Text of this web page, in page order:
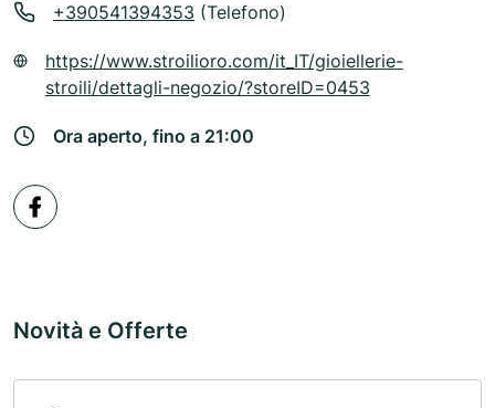
+390541394353 (Telefono)
https://www.stroilioro.com/it_IT/gioiellerie-
stroili/dettagli-negozio/?storeID=0453
Ora aperto, fino a 21:00
Novità e Offerte